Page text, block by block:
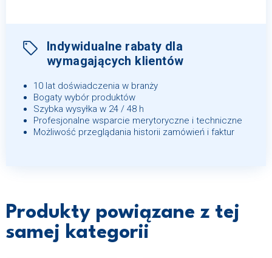
Indywidualne rabaty dla
wymagających klientów
10 lat doświadczenia w branży
Bogaty wybór produktów
Szybka wysyłka w 24 / 48 h
Profesjonalne wsparcie merytoryczne i techniczne
Możliwość przeglądania historii zamówień i faktur
Produkty powiązane z tej
samej kategorii